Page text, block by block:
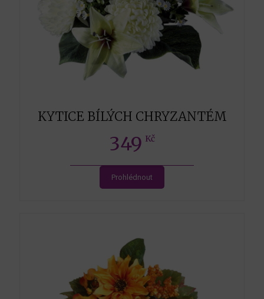
KYTICE BÍLÝCH CHRYZANTÉM
349 Kč
Prohlédnout